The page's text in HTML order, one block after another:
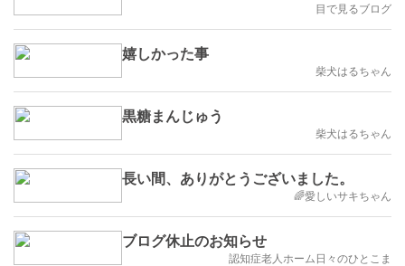
目で見るブログ
嬉しかった事
柴犬はるちゃん
黒糖まんじゅう
柴犬はるちゃん
長い間、ありがとうございました。
🌈愛しいサキちゃん
ブログ休止のお知らせ
認知症老人ホーム日々のひとこま